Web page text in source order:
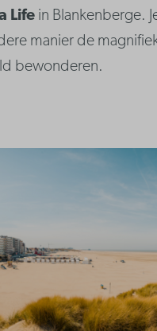
Life in Blankenberge.
manier de
bewonderen.